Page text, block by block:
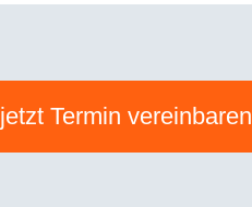
jetzt Termin vereinbaren